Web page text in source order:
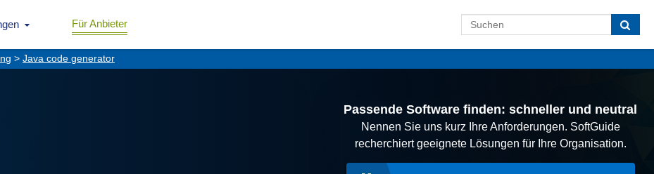
Für Anbieter
> Java code generator
Passende Software finden: schneller und neutral
Nennen Sie uns kurz Ihre Anforderungen. SoftGuide
recherchiert geeignete Lösungen für Ihre Organisation.